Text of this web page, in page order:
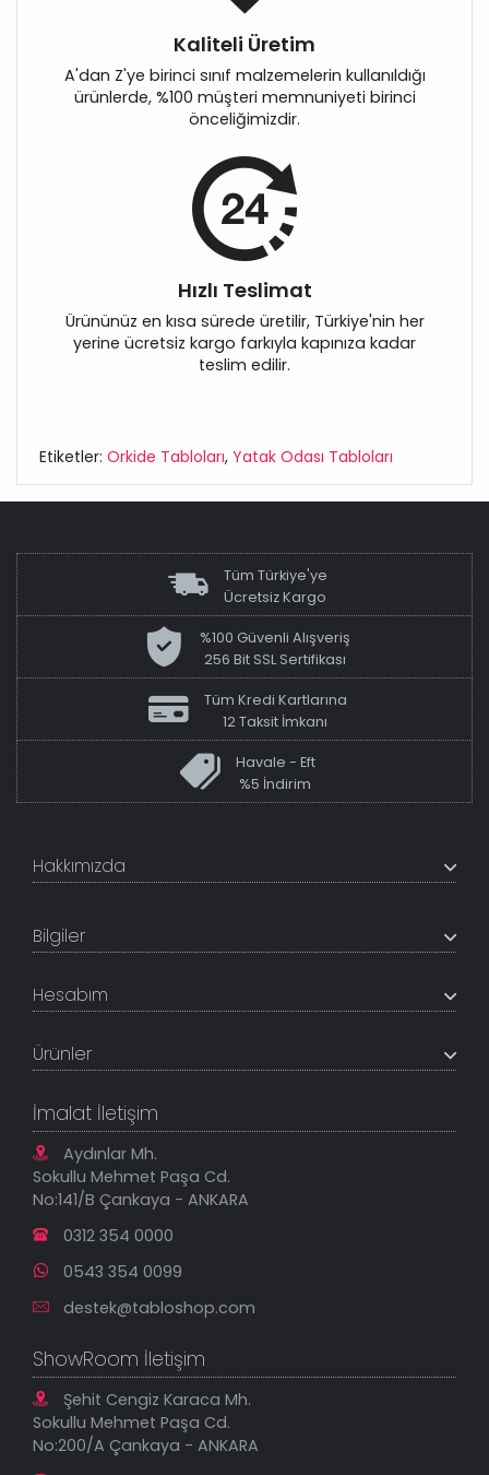
Kaliteli Üretim
A'dan Z'ye birinci sınıf malzemelerin kullanıldığı
ürünlerde, %100 müşteri memnuniyeti birinci
önceliğimizdir.
Hızlı Teslimat
Ürününüz en kısa sürede üretilir, Türkiye'nin her
yerine ücretsiz kargo farkıyla kapınıza kadar
teslim edilir.
Etiketler: Orkide Tabloları, Yatak Odası Tabloları
Tüm Türkiye'ye
Ücretsiz Kargo
%100 Güvenli Alışveriş
256 Bit SSL Sertifikası
Tüm Kredi Kartlarına
12 Taksit İmkanı
Havale - Eft
%5 İndirim
Hakkımızda
TabloShop, müşteri memnuniyetini en üst seviyede
tutmaya çalışır. Uzman kadrosu ile profesyonel işçilikle
Bilgiler
İletişim Bilgileri
Banka Hesapları
Sık Sorulan Sorular
Hesabım
Tüm Siparişlerim
Geçerli İade Koşulları
Mesafeli Satış Sözleşmesi
Gizlilik Güvenlik Politikası
Ürünler
Tablonu Sen Tasarla
Tablo Saatler
Yeni Eklenenler
En Çok Satılanlar
İndirimli Tablolar
İmalat İletişim
Aydınlar Mh.
Sokullu Mehmet Paşa Cd.
No:141/B Çankaya - ANKARA
0312 354 0000
0543 354 0099
destek@tabloshop.com
ShowRoom İletişim
Şehit Cengiz Karaca Mh.
Sokullu Mehmet Paşa Cd.
No:200/A Çankaya - ANKARA